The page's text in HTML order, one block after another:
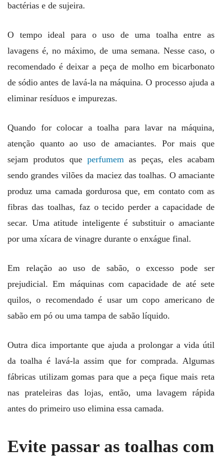
bactérias e de sujeira.
O tempo ideal para o uso de uma toalha entre as
lavagens é, no máximo, de uma semana. Nesse caso, o
recomendado é deixar a peça de molho em bicarbonato
de sódio antes de lavá-la na máquina. O processo ajuda a
eliminar resíduos e impurezas.
Quando for colocar a toalha para lavar na máquina,
atenção quanto ao uso de amaciantes. Por mais que
sejam produtos que perfumem as peças, eles acabam
sendo grandes vilões da maciez das toalhas. O amaciante
produz uma camada gordurosa que, em contato com as
fibras das toalhas, faz o tecido perder a capacidade de
secar. Uma atitude inteligente é substituir o amaciante
por uma xícara de vinagre durante o enxágue final.
Em relação ao uso de sabão, o excesso pode ser
prejudicial. Em máquinas com capacidade de até sete
quilos, o recomendado é usar um copo americano de
sabão em pó ou uma tampa de sabão líquido.
Outra dica importante que ajuda a prolongar a vida útil
da toalha é lavá-la assim que for comprada. Algumas
fábricas utilizam gomas para que a peça fique mais reta
nas prateleiras das lojas, então, uma lavagem rápida
antes do primeiro uso elimina essa camada.
Evite passar as toalhas com